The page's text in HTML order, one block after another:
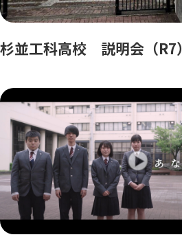
杉並工科高校 説明会（R7）